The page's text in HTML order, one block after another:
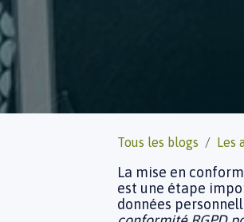
Tous les blogs Les
La mise en
est une étape
données